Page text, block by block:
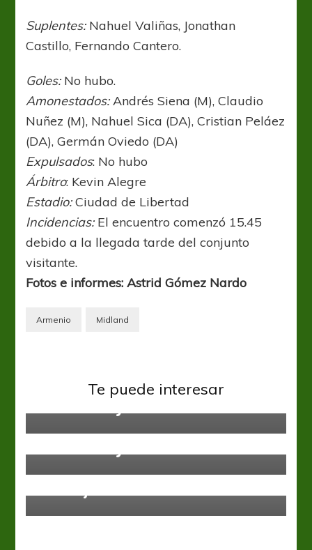
Suplentes:Nahuel Valiñas, Jonathan
Castillo, Fernando Cantero.
Goles:No hubo.
Amonestados:Andrés Siena (M), Claudio
Nuñez (M), Nahuel Sica (DA), Cristian Peláez
(DA), Germán Oviedo (DA)
Expulsados: No hubo
Árbitro: Kevin Alegre
Estadio:Ciudad de Libertad
Incidencias:El encuentro comenzó 15.45
debido a la llegada tarde del conjunto
visitante.
Fotos e informes: Astrid Gómez Nardo
Armenio Midland
Te puede interesar
Primera C – Torneo Clausura.